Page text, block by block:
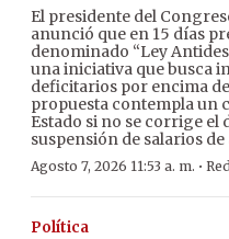
El presidente del
anunció que en 15 días
denominado “Ley
una iniciativa que busca
deficitarios por encima
propuesta contempla un
Estado si no se corrige el
suspensión de salarios
Agosto 7, 2026 11:53 a. m. ·
Política